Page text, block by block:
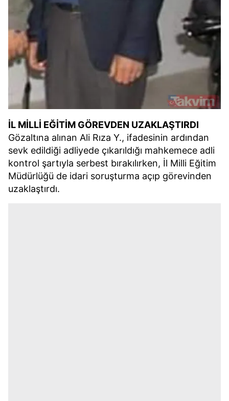
İL MİLLİ EĞİTİM GÖREVDEN UZAKLAŞTIRDI
Gözaltına alınan Ali Rıza Y., ifadesinin ardından
sevk edildiği adliyede çıkarıldığı mahkemece adli
kontrol şartıyla serbest bırakılırken, İl Milli Eğitim
Müdürlüğü de idari soruşturma açıp görevinden
uzaklaştırdı.